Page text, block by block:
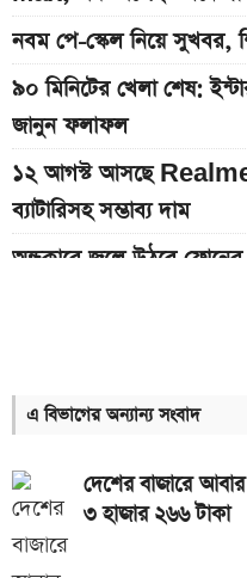
নবম পে-স্কেল নিয়ে সুখবর,
৯০ মিনিটের খেলা শেষ:
জানুন ফলাফল
১২ আগস্ট আসছে
ব্যাটারিসহ সম্ভাব্য দাম
অন্ধকারে জ্বলে উঠবে
দেশের বাজারে আজকের
৮০০০ mAh ব্যাটারি
দাম কত?
একটু পর শুরু, Milan Vs
এ বিভাগের অন্যান্য সংবাদ
দেশের বাজারে
৩ হাজার ২৬৬ টাকা